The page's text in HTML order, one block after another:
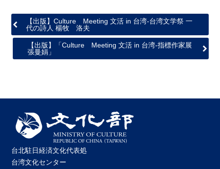
【出版】Culture Meeting 文活 in 台湾-台湾文学祭 一
代の詩人 楊牧 洛夫
【出版】「Culture Meeting 文活 in 台湾-指標作家展
張曼娟」
台北駐日経済文化代表処
台湾文化センター